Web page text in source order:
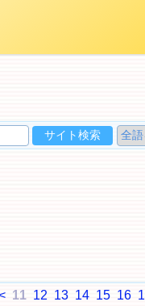
11 12 13 14 15 16